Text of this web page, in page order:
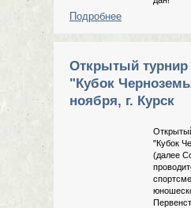
Подробнее
1 декабря
Открытый турнир
"Кубок
ноября, г. Курск
"Кубок
(далее